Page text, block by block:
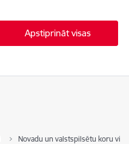
Apstiprināt visas
Novadu un valstspilsētu koru